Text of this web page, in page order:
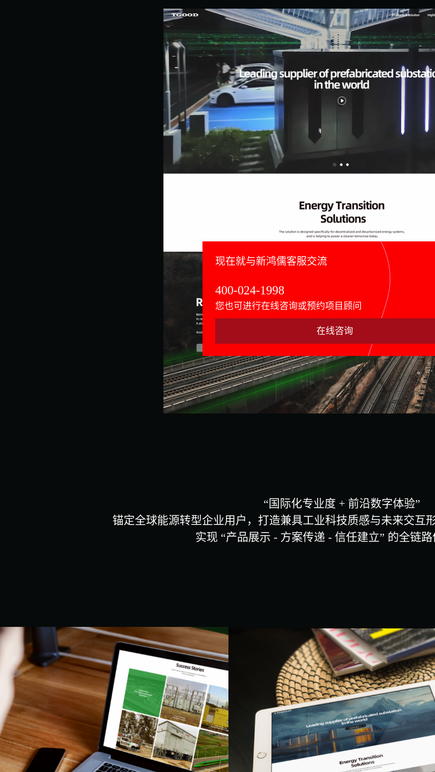
“国际化专业度 + 前沿数字体验”
锚定全球能源转型企业用户，打造兼具工业科技质感与未来交互
实现 “产品展示 - 方案传递 - 信任建立” 的全链路
现在就与新鸿儒客服交流
400-024-1998
您也可进行在线咨询或预约项目顾问
在线咨询